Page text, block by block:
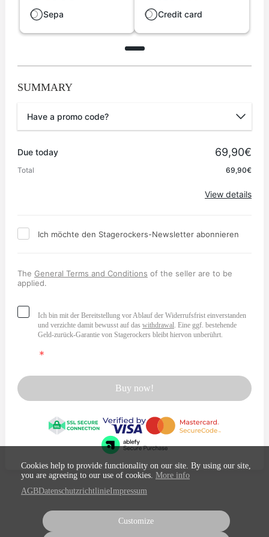
Sepa Credit card
SUMMARY
Have a promo code?
Due today 69,90€
Total 69,90€
View details
Ich möchte den Stagerockers-Newsletter abonnieren
The General Terms and Conditions of the seller are to be
applied.
Ich bin mit der Bereitstellung vor Ablauf der Widerrufsfrist einverstanden
und verzichte damit bewusst auf das withdrawal . Eine ggf. bestehende
Geld-zurück-Garantie von Stagerockers bleibt hiervon unberührt.
Buy now!
Cookies help to provide functionality on our site. By using our site,
you are agreeing to our use of cookies. More info
AGBDatenschutzrichtlinieImpressum
Customize